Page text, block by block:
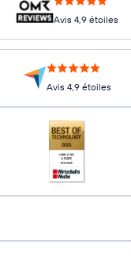
Avis 4,9 étoiles
Avis 4,9 étoiles